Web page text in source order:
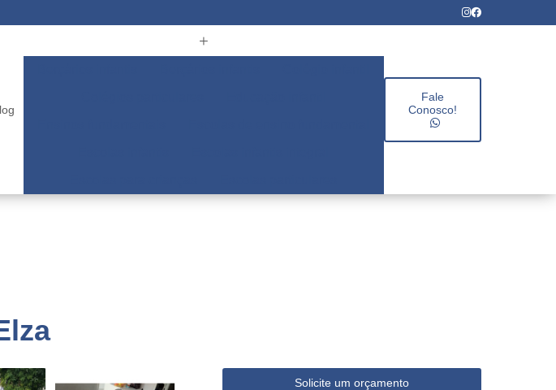
Fale
Conosco!
Solicite um orçamento